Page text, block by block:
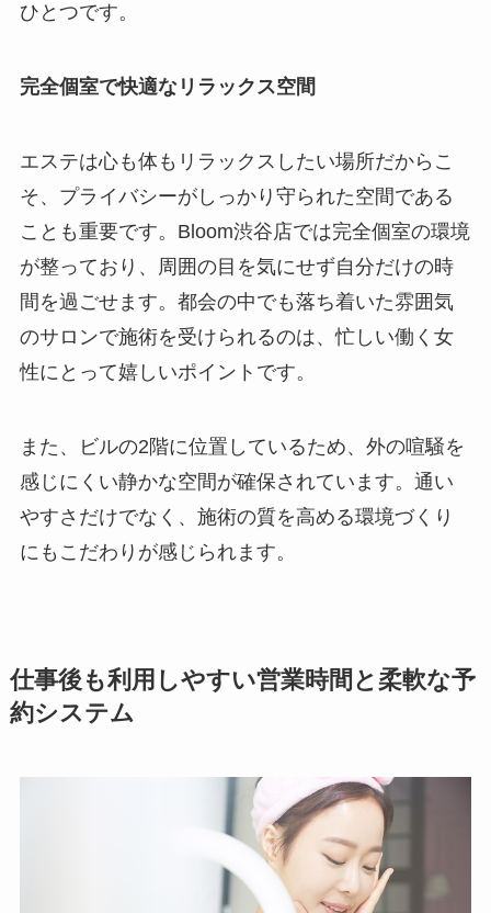
ひとつです。
完全個室で快適なリラックス空間
エステは心も体もリラックスしたい場所だからこ
そ、プライバシーがしっかり守られた空間である
ことも重要です。Bloom渋谷店では完全個室の環境
が整っており、周囲の目を気にせず自分だけの時
間を過ごせます。都会の中でも落ち着いた雰囲気
のサロンで施術を受けられるのは、忙しい働く女
性にとって嬉しいポイントです。
また、ビルの2階に位置しているため、外の喧騒を
感じにくい静かな空間が確保されています。通い
やすさだけでなく、施術の質を高める環境づくり
にもこだわりが感じられます。
仕事後も利用しやすい営業時間と柔軟な予
約システム